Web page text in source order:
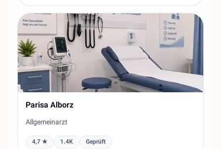
Parisa Alborz
Allgemeinarzt
4,7 ★ 1.4K Geprüft